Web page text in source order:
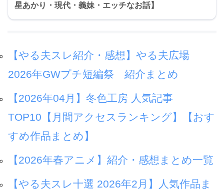
星あかり・現代・義妹・エッチなお話】
【やる夫スレ紹介・感想】やる夫広場
2026年GWプチ短編祭 紹介まとめ
【2026年04月】冬色工房 人気記事
TOP10【月間アクセスランキング】【おす
すめ作品まとめ】
【2026年春アニメ】紹介・感想まとめ一覧
【やる夫スレ十選 2026年2月】人気作品ま